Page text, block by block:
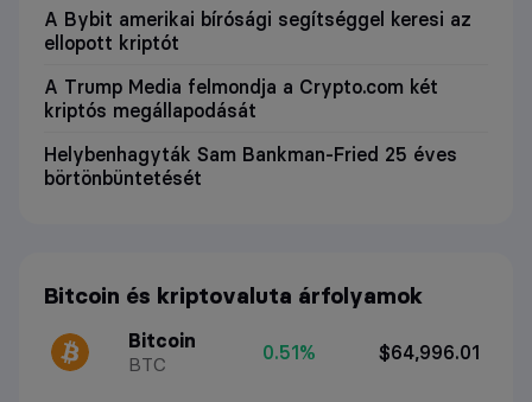
A Bybit amerikai bírósági segítséggel keresi az
ellopott kriptót
A Trump Media felmondja a Crypto.com két
kriptós megállapodását
Helybenhagyták Sam Bankman-Fried 25 éves
börtönbüntetését
Bitcoin és kriptovaluta árfolyamok
Bitcoin
BTC
0.51% $64,996.01